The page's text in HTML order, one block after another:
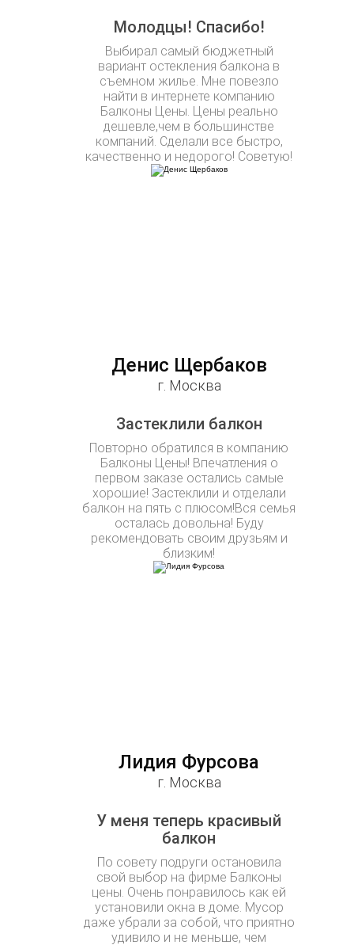
Молодцы! Спасибо!
Выбирал самый бюджетный
вариант остекления балкона в
съемном жилье. Мне повезло
найти в интернете компанию
Балконы Цены. Цены реально
дешевле,чем в большинстве
компаний. Сделали все быстро,
качественно и недорого! Советую!
Денис Щербаков
г. Москва
Застеклили балкон
Повторно обратился в компанию
Балконы Цены! Впечатления о
первом заказе остались самые
хорошие! Застеклили и отделали
балкон на пять с плюсом!Вся семья
осталась довольна! Буду
рекомендовать своим друзьям и
близким!
Лидия Фурсова
г. Москва
У меня теперь красивый
балкон
По совету подруги остановила
свой выбор на фирме Балконы
цены. Очень понравилось как ей
установили окна в доме. Мусор
даже убрали за собой, что приятно
удивило и не меньше, чем